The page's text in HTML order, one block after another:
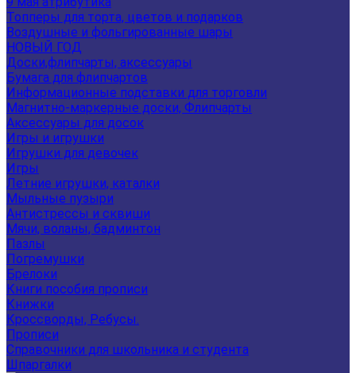
Топперы для торта, цветов и подарков
Воздушные и фольгированные шары
НОВЫЙ ГОД
Доски,флипчарты, аксессуары
Бумага для флипчартов
Информационные подставки для торговли
Магнитно-маркерные доски, Флипчарты
Аксессуары для досок
Игры и игрушки
Игрушки для девочек
Игры
Летние игрушки, каталки
Мыльные пузыри
Антистрессы и сквиши
Мячи, воланы, бадминтон
Пазлы
Погремушки
Брелоки
Книги пособия прописи
Книжки
Кроссворды, Ребусы.
Прописи
Справочники для школьника и студента
Шпаргалки